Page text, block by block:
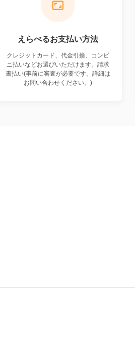
えらべるお支払い方法
クレジットカード、代金引換、コンビ
ニ払いなどお選びいただけます。請求
書払い(事前に審査が必要です。詳細は
お問い合わせください。)